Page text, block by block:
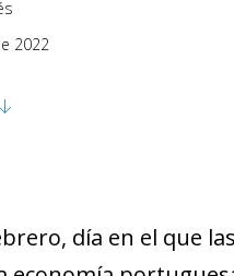
2022
día en el que